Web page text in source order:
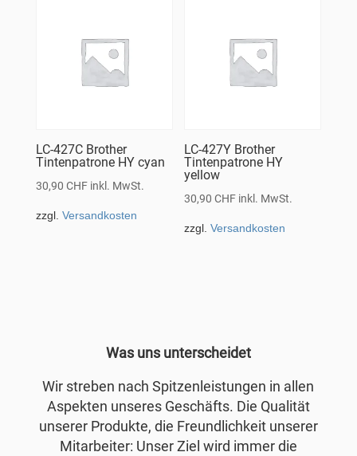
LC-427C Brother
Tintenpatrone HY cyan
30,90 CHF inkl. MwSt.
zzgl. Versandkosten
LC-427Y Brother
Tintenpatrone HY
yellow
30,90CHF inkl. MwSt.
zzgl.Versandkosten
Was uns unterscheidet
Wir streben nach Spitzenleistungen in allen
Aspekten unseres Geschäfts. Die Qualität
unserer Produkte, die Freundlichkeit unserer
Mitarbeiter: Unser Ziel wird immer die